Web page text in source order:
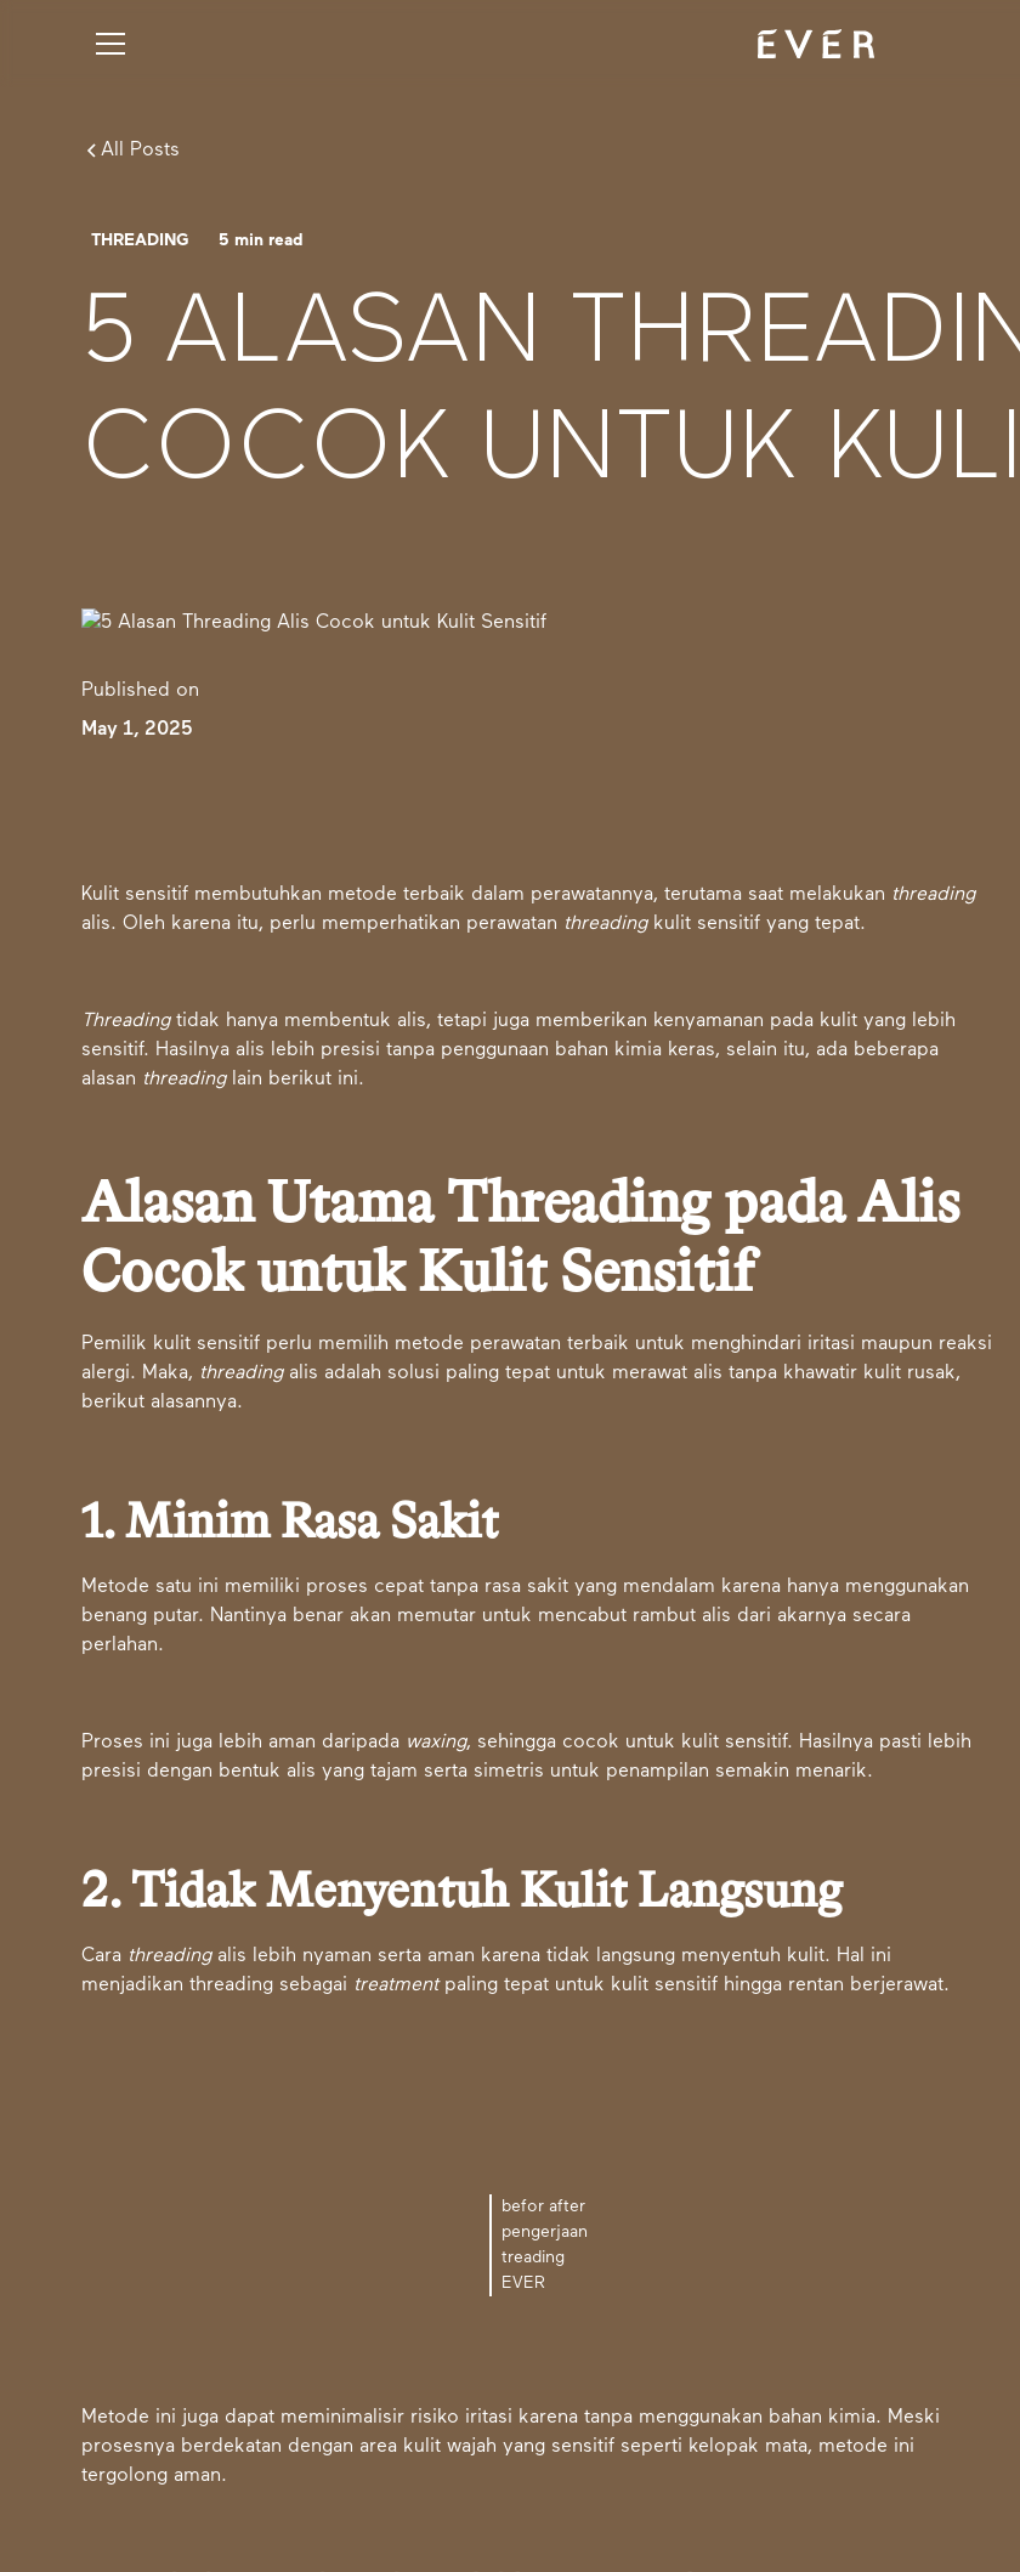
All Posts
THREADING 5 min read
5 ALASAN
COCOK UNTUK
Published on
May 1, 2025
Kulit sensitif membutuhkan metode terbaik dalam perawatannya, terutama saat melakukan threading
alis. Oleh karena itu, perlu memperhatikan perawatan threadingkulit sensitif yang tepat.
Threadingtidak hanya membentuk alis, tetapi juga memberikan kenyamanan pada kulit yang lebih
sensitif. Hasilnya alis lebih presisi tanpa penggunaan bahan kimia keras, selain itu, ada beberapa
alasan threadinglain berikut ini.
Alasan Utama Threading pada Alis
Cocok untuk Kulit Sensitif
Pemilik kulit sensitif perlu memilih metode perawatan terbaik untuk menghindari iritasi maupun reaksi
alergi. Maka, threadingalis adalah solusi paling tepat untuk merawat alis tanpa khawatir kulit rusak,
berikut alasannya.
1. Minim Rasa Sakit
Metode satu ini memiliki proses cepat tanpa rasa sakit yang mendalam karena hanya menggunakan
benang putar. Nantinya benar akan memutar untuk mencabut rambut alis dari akarnya secara
perlahan.
Proses ini juga lebih aman daripada waxing, sehingga cocok untuk kulit sensitif. Hasilnya pasti lebih
presisi dengan bentuk alis yang tajam serta simetris untuk penampilan semakin menarik.
2. Tidak Menyentuh Kulit Langsung
Cara threadingalis lebih nyaman serta aman karena tidak langsung menyentuh kulit. Hal ini
menjadikan threading sebagai treatment paling tepat untuk kulit sensitif hingga rentan berjerawat.
befor after
pengerjaan
treading
EVER
Metode ini juga dapat meminimalisir risiko iritasi karena tanpa menggunakan bahan kimia. Meski
prosesnya berdekatan dengan area kulit wajah yang sensitif seperti kelopak mata, metode ini
tergolong aman.